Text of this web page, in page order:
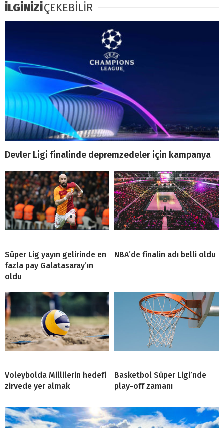
İLGİNİZİÇEKEBİLİR
Devler Ligi finalinde depremzedeler için kampanya
Süper Lig yayın gelirinde en
fazla pay Galatasaray’ın
oldu
NBA’de finalin adı belli oldu
Voleybolda Millilerin hedefi
zirvede yer almak
Basketbol Süper Ligi’nde
play-off zamanı